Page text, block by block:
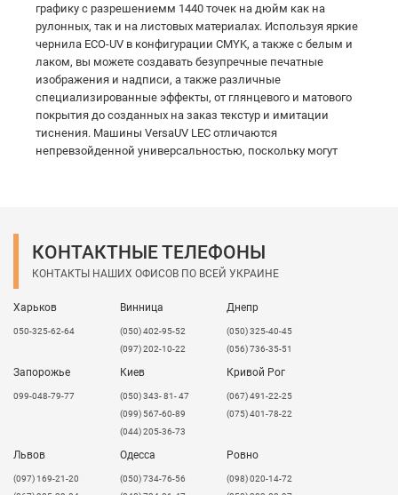
графику с разрешениемм 1440 точек на дюйм как на
рулонных, так и на листовых материалах. Используя яркие
чернила ECO-UV в конфигурации CMYK, а также c белым и
лаком, вы можете создавать безупречные печатные
изображения и надписи, а также различные
специализированные эффекты, от глянцевого и матового
покрытия до созданных на заказ текстур и имитации
тиснения. Машины VersaUV LEC отличаются
непревзойденной универсальностью, поскольку могут
Машины серии LEC оптимизируют производственный
процесс, автоматически выполняя контурную резку
ценное время и трудозатраты. LEC может выполнять
контурную резку сквозь верхний слой материалов с
подложкой или выполнять резку с перфорацией на
бумаге. Если заменить нож на фальцовочный инструмент,
LEC также может фальцевать материал для того, чтобы его
впоследствии можно было легко и аккуратно сложить.
Высококачественные чернила
ECO-UV
КОНТАКТНЫЕ ТЕЛЕФОНЫ
КОНТАКТЫ НАШИХ ОФИСОВ ПО ВСЕЙ УКРАИНЕ
Харьков
050-325-62-64
Винница
(050) 402-95-52
(097) 202-10-22
Днепр
(050) 325-40-45
(056) 736-35-51
Запорожье
099-048-79-77
Киев
(050) 343- 81- 47
(099) 567-60-89
(044) 205-36-73
Кривой Рог
(067) 491-22-25
(075) 401-78-22
Львов
​(097) 169-21-20
Одесса
(050) 734-76-56
Ровно
(098) 020-14-72